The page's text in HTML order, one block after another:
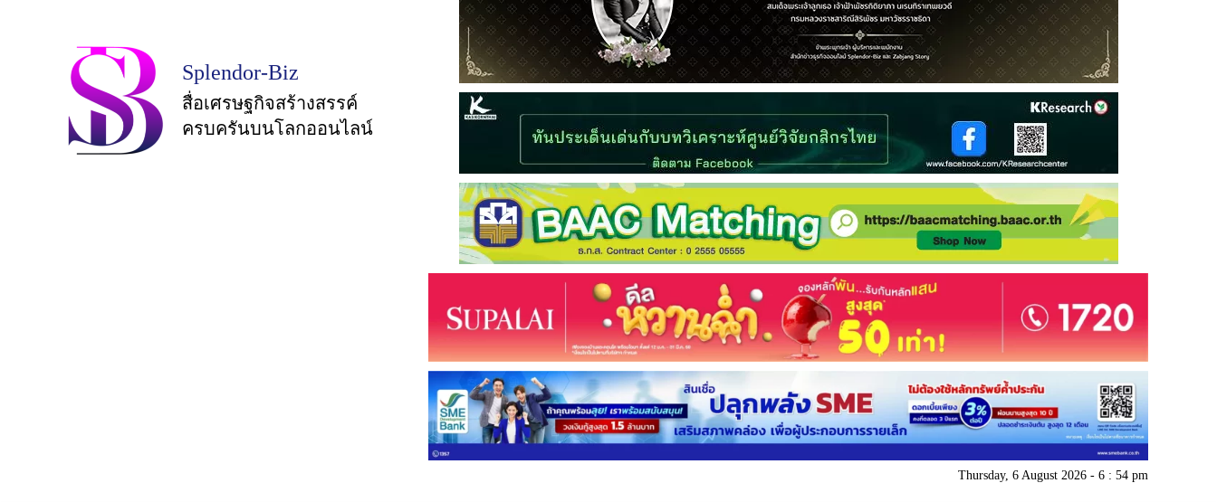
Splendor-Biz
สื่อเศรษฐกิจสร้างสรรค์
ครบครันบนโลกออนไลน์
Thursday, 6 August 2026 - 6 : 54 pm